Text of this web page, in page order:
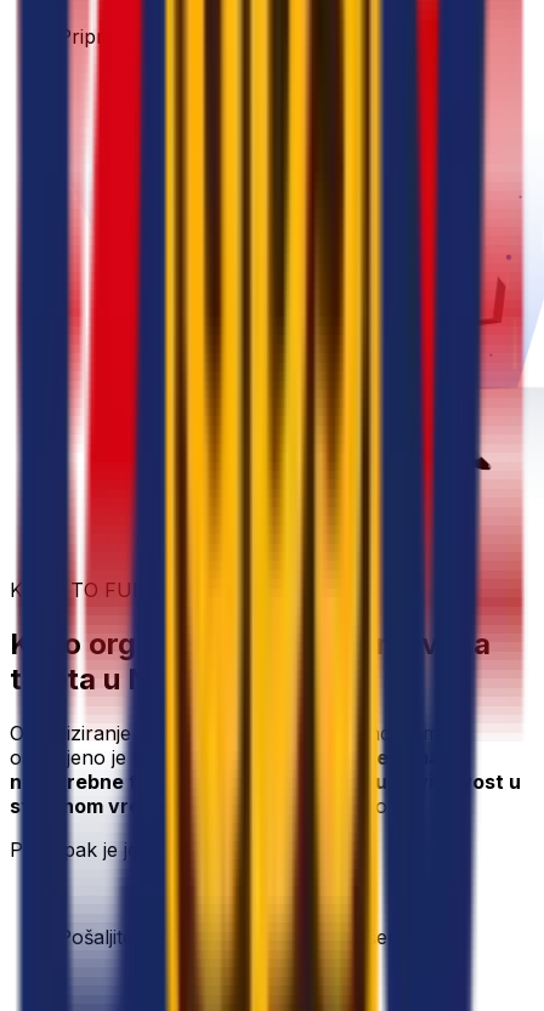
Pripremite svoju pošiljku
KAKO TO FUNKCIONIRA?
Kako organizirati usluge prijevoza
tereta u Njemačkoj
Organiziranje prijevoza tereta s Eurosenderom
osmišljeno je tako da vam
uštedi vrijeme
nepotrebne troškove
potpunu vidljivost u
stvarnom vremenu
nad svakom pošiljkom.
Postupak je jednostavan:
Pošaljite nam upit s detaljima o vašem teretu